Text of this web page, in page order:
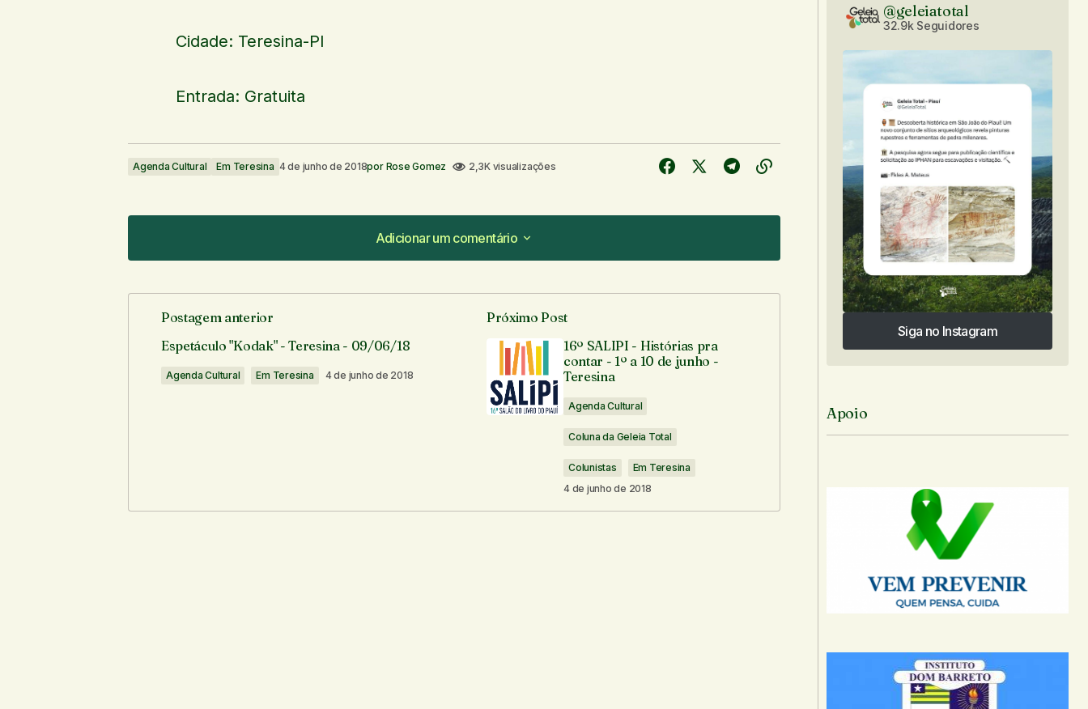
Cidade: Teresina-PI
Entrada: Gratuita
Agenda Cultural Em Teresina 4 de junho de 2018por Rose Gomez 2,3K visualizações
Adicionar um comentário
Adicionar um comentário
O seu endereço de e-mail não será publicado. Campos obrigatórios são marcados com
Comentário*
Postagem anterior
Espetáculo "Kodak" - Teresina - 09/06/18
Agenda Cultural Em Teresina 4 de junho de 2018
Próximo Post
16º SALIPI - Histórias pra
contar - 1º a 10 de junho -
Teresina
Agenda Cultural
Coluna da Geleia Total
Colunistas
Em Teresina
4 de junho de 2018
@geleiatotal
32.9k Seguidores
Siga no Instagram
Siga no Instagram
Apoio